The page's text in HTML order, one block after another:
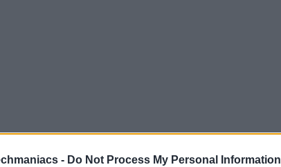
- Do Not Process My Personal Information